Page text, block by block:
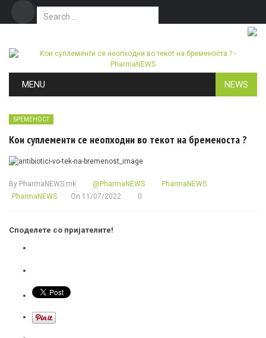
Search for:
MENU NEWS
БРЕМЕНОСТ
Кои суплементи се неопходни во текот на бременоста ?
By PharmaNEWS.mk @PharmaNEWS
PharmaNEWS
PharmaNEWS
On 11/07/2022 0
Споделете со пријателите!